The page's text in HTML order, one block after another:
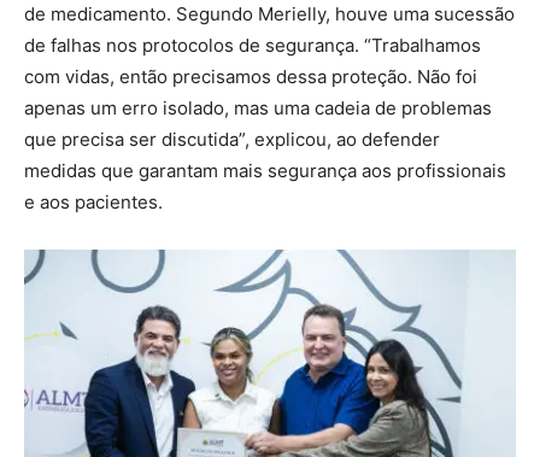
de medicamento. Segundo Merielly, houve uma sucessão
de falhas nos protocolos de segurança. “Trabalhamos
com vidas, então precisamos dessa proteção. Não foi
apenas um erro isolado, mas uma cadeia de problemas
que precisa ser discutida”, explicou, ao defender
medidas que garantam mais segurança aos profissionais
e aos pacientes.